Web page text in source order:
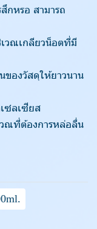
หรอ สามารถ
วณเกลียวน็อตที่มี
ของวัสดุให้ยาวนาน
ซลเซียส
ณที่ต้องการหล่อลื่น